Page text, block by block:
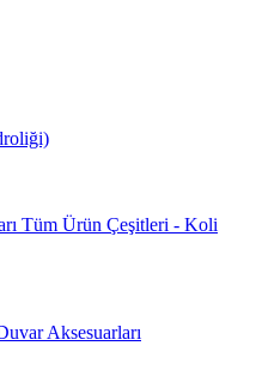
Tüm Ürün Çeşitleri - Koli
Aksesuarları